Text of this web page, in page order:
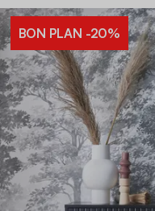
BON PLAN -20%